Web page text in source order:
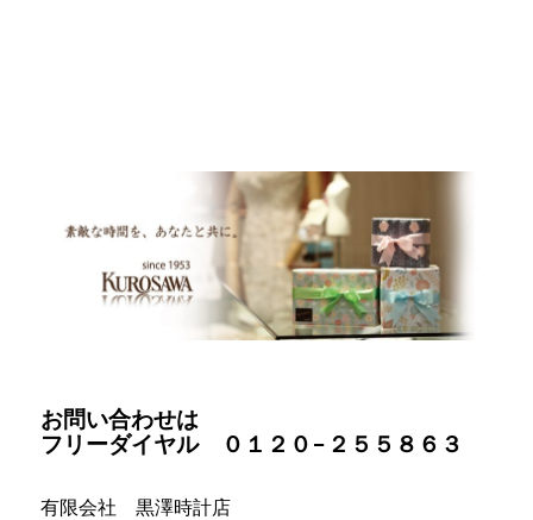
お問い合わせは
フリーダイヤル ０１２０−２５５８６３
有限会社 黒澤時計店